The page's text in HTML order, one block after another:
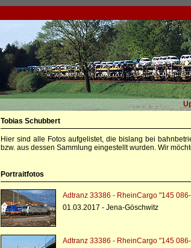
Tobias Schubbert
Hier sind alle Fotos aufgelistet, die bislang bei
bzw. aus dessen Sammlung eingestellt wurden. Wir
Portraitfotos
Adtranz 33386 - RheinCargo "145
01.03.2017 - Jena-Göschwitz
Adtranz 33386 - RheinCargo "145